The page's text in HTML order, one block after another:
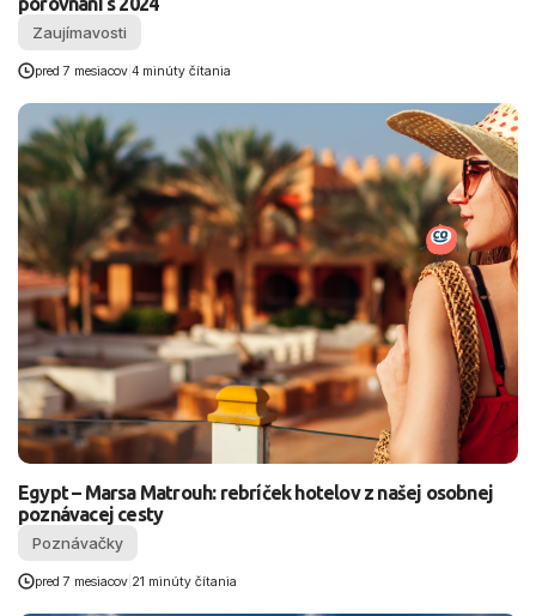
Zaujímavosti
pred 7 mesiacov 4 minúty čítania
Egypt – Marsa Matrouh: rebríček hotelov z našej osobnej
poznávacej cesty
Poznávačky
pred 7 mesiacov 21 minúty čítania